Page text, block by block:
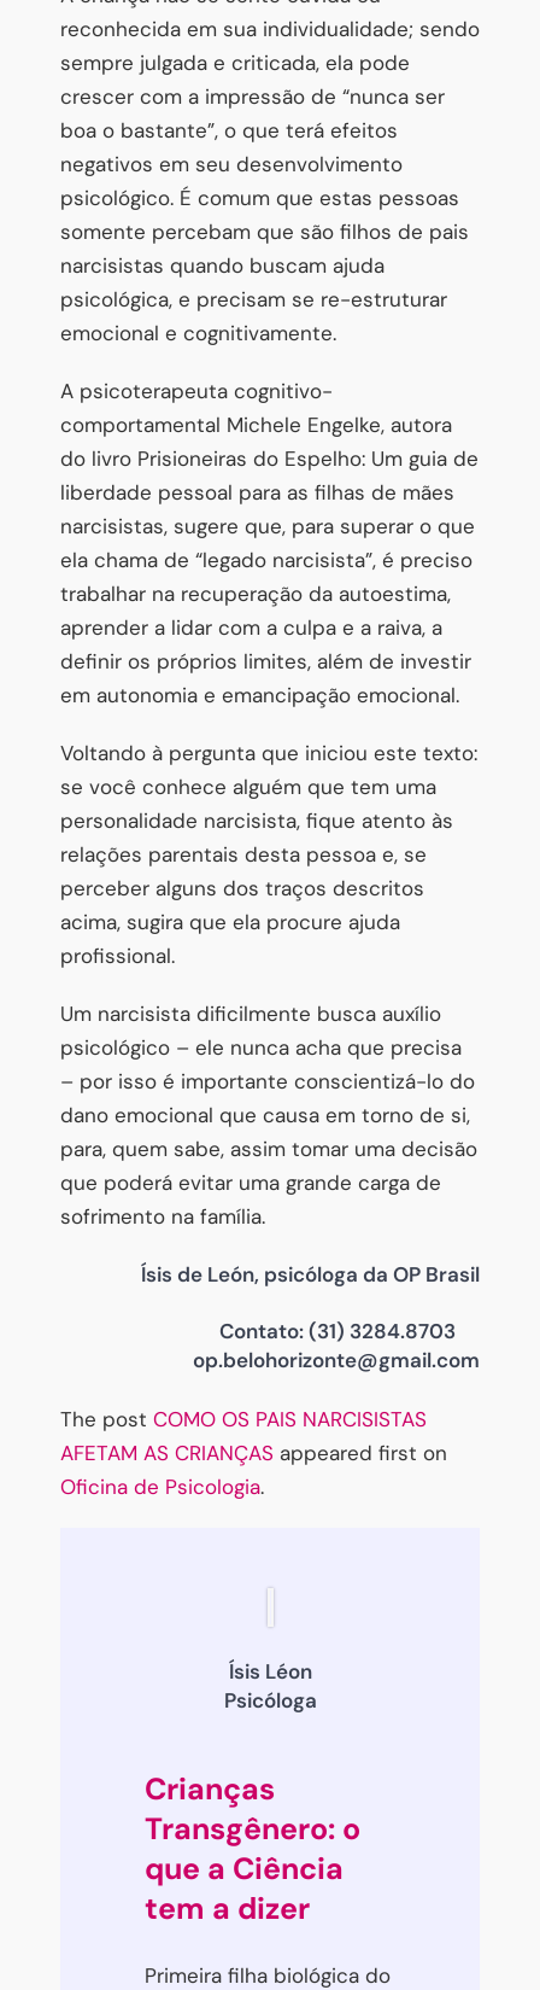
reconhecida em sua individualidade; sendo
sempre julgada e criticada, ela pode
crescer com a impressão de “nunca ser
boa o bastante”, o que terá efeitos
negativos em seu desenvolvimento
psicológico. É comum que estas pessoas
somente percebam que são filhos de pais
narcisistas quando buscam ajuda
psicológica, e precisam se re-estruturar
emocional e cognitivamente.
A psicoterapeuta cognitivo-
comportamental Michele Engelke, autora
do livro Prisioneiras do Espelho: Um guia de
liberdade pessoal para as filhas de mães
narcisistas, sugere que, para superar o que
ela chama de “legado narcisista”, é preciso
trabalhar na recuperação da autoestima,
aprender a lidar com a culpa e a raiva, a
definir os próprios limites, além de investir
em autonomia e emancipação emocional.
Voltando à pergunta que iniciou este texto:
se você conhece alguém que tem uma
personalidade narcisista, fique atento às
relações parentais desta pessoa e, se
perceber alguns dos traços descritos
acima, sugira que ela procure ajuda
profissional.
Um narcisista dificilmente busca auxílio
psicológico – ele nunca acha que precisa
– por isso é importante conscientizá-lo do
dano emocional que causa em torno de si,
para, quem sabe, assim tomar uma decisão
que poderá evitar uma grande carga de
sofrimento na família.
Ísis de León, psicóloga da OP Brasil
Contato: (31) 3284.8703
op.belohorizonte@gmail.com
The post COMO OS PAIS NARCISISTAS
AFETAM AS CRIANÇAS appeared first on
Oficina de Psicologia.
Ísis Léon
Psicóloga
Crianças
Transgênero: o
que a Ciência
tem a dizer
Primeira filha biológica do